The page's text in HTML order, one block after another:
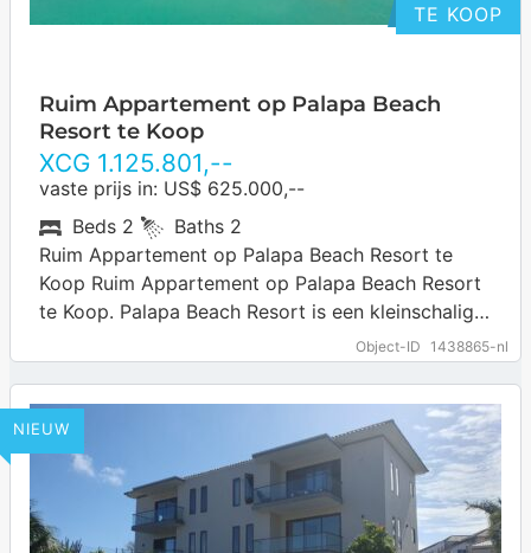
TE KOOP
Ruim Appartement op Palapa Beach
Resort te Koop
XCG 1.125.801,--
vaste prijs in: US$ 625.000,--
Object-ID 1438865-nl
Beds 2 Baths 2
Ruim Appartement op Palapa Beach Resort te
Koop Ruim Appartement op Palapa Beach Resort
te Koop. Palapa Beach Resort is een kleinschalig
gated resort op Curaçao, gelegen in…… more
NIEUW